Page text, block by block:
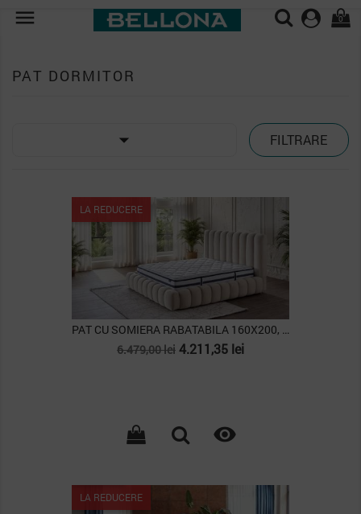
 0
PAT DORMITOR
 FILTRARE
LA REDUCERE
PAT CU SOMIERA RABATABILA 160X200, COZY
Pret
6.479,00 lei Pret
4.211,35 lei

LA REDUCERE